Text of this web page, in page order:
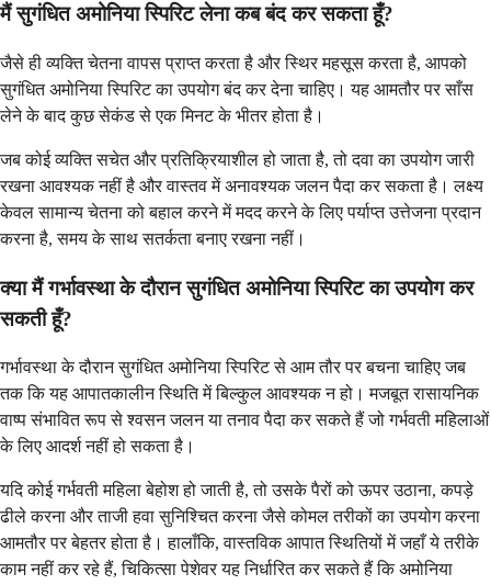
मैं सुगंधित अमोनिया स्पिरिट लेना कब बंद कर सकता हूँ?
जैसे ही व्यक्ति चेतना वापस प्राप्त करता है और स्थिर महसूस करता है, आपको
सुगंधित अमोनिया स्पिरिट का उपयोग बंद कर देना चाहिए। यह आमतौर पर साँस
लेने के बाद कुछ सेकंड से एक मिनट के भीतर होता है।
जब कोई व्यक्ति सचेत और प्रतिक्रियाशील हो जाता है, तो दवा का उपयोग जारी
रखना आवश्यक नहीं है और वास्तव में अनावश्यक जलन पैदा कर सकता है। लक्ष्य
केवल सामान्य चेतना को बहाल करने में मदद करने के लिए पर्याप्त उत्तेजना प्रदान
करना है, समय के साथ सतर्कता बनाए रखना नहीं।
क्या मैं गर्भावस्था के दौरान सुगंधित अमोनिया स्पिरिट का उपयोग कर
सकती हूँ?
गर्भावस्था के दौरान सुगंधित अमोनिया स्पिरिट से आम तौर पर बचना चाहिए जब
तक कि यह आपातकालीन स्थिति में बिल्कुल आवश्यक न हो। मजबूत रासायनिक
वाष्प संभावित रूप से श्वसन जलन या तनाव पैदा कर सकते हैं जो गर्भवती महिलाओं
के लिए आदर्श नहीं हो सकता है।
यदि कोई गर्भवती महिला बेहोश हो जाती है, तो उसके पैरों को ऊपर उठाना, कपड़े
ढीले करना और ताजी हवा सुनिश्चित करना जैसे कोमल तरीकों का उपयोग करना
आमतौर पर बेहतर होता है। हालाँकि, वास्तविक आपात स्थितियों में जहाँ ये तरीके
काम नहीं कर रहे हैं, चिकित्सा पेशेवर यह निर्धारित कर सकते हैं कि अमोनिया